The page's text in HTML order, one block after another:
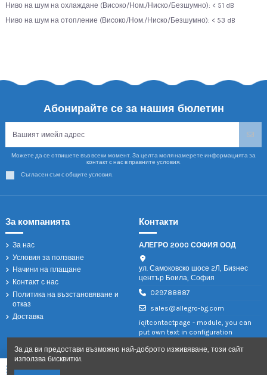
Ниво на шум на охлаждане (Високо/Ном./Ниско/Безшумно): < 51 dB
Ниво на шум на отопление (Високо/Ном./Ниско/Безшумно): < 53 dB
Абонирайте се за нашия бюлетин
Можете да се отпишете във всеки момент. За целта моля намерете информацията за
контакт с нас в правните условия.
Съгласен съм с общите условия.
За компанията
За нас
Условия за ползване
Начини на плащане
Контакт с нас
Политика на възстановяване и
отказ
Доставка
Контакти
АЛЕГРО 2000 СОФИЯ ООД
ул. Самоковско шосе 2Л, Бизнес
център Боила, София
029788887
sales@allegro-bg.com
iqitcontactpage - module, you can
put own text in configuration
За да ви предостави възможно най-доброто изживяване, този сайт
използва бисквитки.